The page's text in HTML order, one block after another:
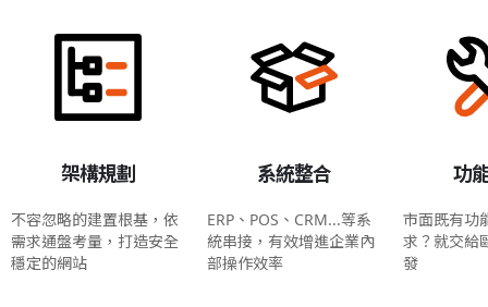
架構規劃
不容忽略的建置根基，依
需求通盤考量，打造安全
穩定的網站
系統整合
ERP、POS、CRM...等系
統串接，有效增進企業內
部操作效率
功
市面既有功
求？就交給
發